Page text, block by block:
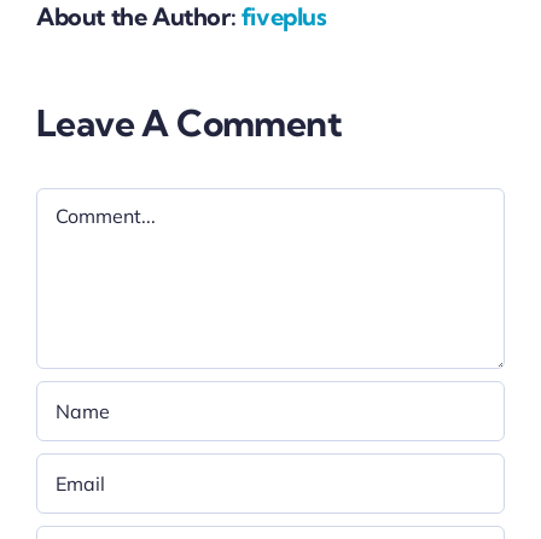
About the Author: fiveplus
Leave A Comment
Comment